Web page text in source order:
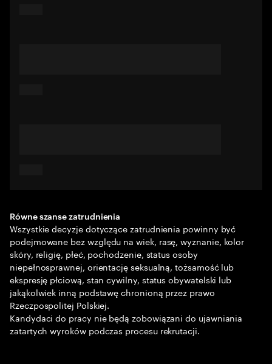
Równe szanse zatrudnienia
Wszystkie decyzje dotyczące zatrudnienia powinny być
podejmowane bez względu na wiek, rasę, wyznanie, kolor
skóry, religię, płeć, pochodzenie, status osoby
niepełnosprawnej, orientację seksualną, tożsamość lub
ekspresję płciową, stan cywilny, status obywatelski lub
jakąkolwiek inną podstawę chronioną przez prawo
Rzeczpospolitej Polskiej.
Kandydaci do pracy nie będą zobowiązani do ujawniania
zatartych wyroków podczas procesu rekrutacji.